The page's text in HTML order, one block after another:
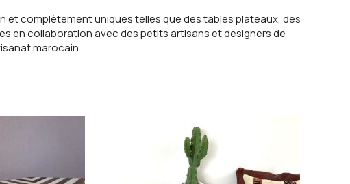
et complètement uniques telles que des tables plateaux, des
en collaboration avec des petits artisans et designers de
marocain.